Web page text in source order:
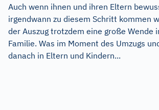
Auch wenn ihnen und ihren Eltern
irgendwann zu diesem Schritt kommen
der Auszug trotzdem eine große Wende
Familie. Was im Moment des Umzugs
danach in Eltern und Kindern...